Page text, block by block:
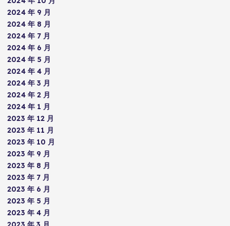
2024 年 9 月
2024 年 8 月
2024 年 7 月
2024 年 6 月
2024 年 5 月
2024 年 4 月
2024 年 3 月
2024 年 2 月
2024 年 1 月
2023 年 12 月
2023 年 11 月
2023 年 10 月
2023 年 9 月
2023 年 8 月
2023 年 7 月
2023 年 6 月
2023 年 5 月
2023 年 4 月